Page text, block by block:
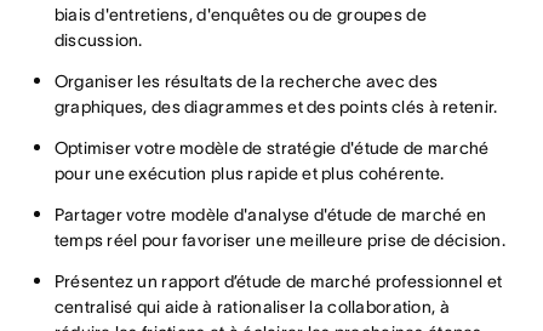
biais d'entretiens, d'enquêtes ou de groupes de
discussion.
Organiser les résultats de la recherche avec des
graphiques, des diagrammes et des points clés à retenir.
Optimiser votre modèle de stratégie d'étude de marché
pour une exécution plus rapide et plus cohérente.
Partager votre modèle d'analyse d'étude de marché en
temps réel pour favoriser une meilleure prise de décision.
Présentez un rapport d’étude de marché professionnel et
centralisé qui aide à rationaliser la collaboration, à